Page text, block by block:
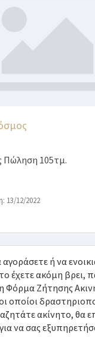
Πώληση 105τμ.
13/12/2022
ή να
έχετε ακόμη βρει,
Φόρμα Ζήτησης
οποίοι
ακίνητο, θα
να σας